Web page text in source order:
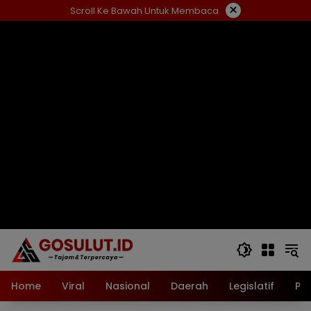
ke
Scroll Ke Bawah Untuk Membaca ×
Home Viral Nasional Daerah Legislatif